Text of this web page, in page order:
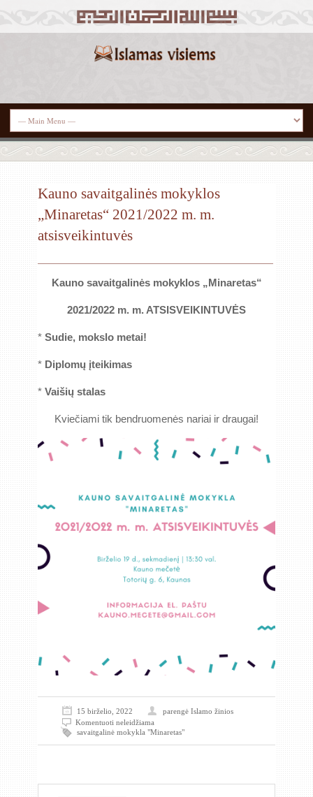
Kauno savaitgalinės mokyklos
„Minaretas“ 2021/2022 m. m.
atsisveikintuvės
Kauno savaitgalinės mokyklos „Minaretas“
2021/2022 m. m. ATSISVEIKINTUVĖS
* Sudie, mokslo metai!
* Diplomų įteikimas
* Vaišių stalas
Kviečiami tik bendruomenės nariai ir draugai!
15 birželio, 2022 parengė Islamo žinios
Komentuoti neleidžiama
savaitgalinė mokykla "Minaretas"